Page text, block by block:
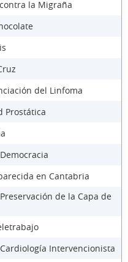
la Migraña
del Linfoma
Prostática
en Cantabria
de la Capa de
Intervencionista